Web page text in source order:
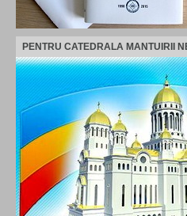
PENTRU CATEDRALA MANTUIRII